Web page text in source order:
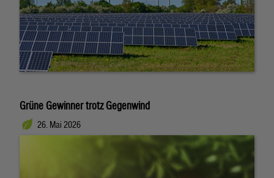
Grüne Gewinner trotz Gegenwind
26. Mai 2026